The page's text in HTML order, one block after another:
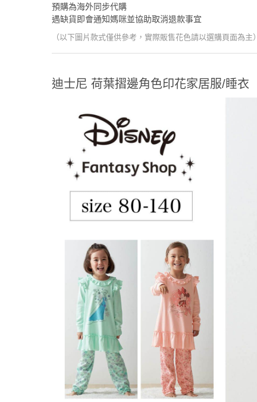
預購為海外同步代購
遇缺貨即會通知媽咪並協助取消退款事宜
（以下圖片款式僅供參考，實際販售花色請以選購頁面為主）
迪士尼 荷葉摺邊角色印花家居服/睡衣